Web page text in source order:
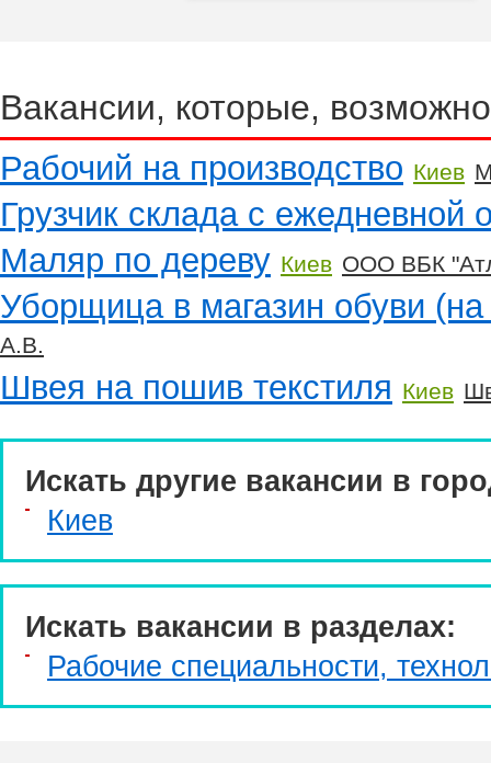
Вакансии, которые,
Рабочий на производство Киев
Грузчик склада с ежедневной
Маляр по дереву Киев ООО ВБК
Уборщица в магазин обуви (на
А.В.
Швея на пошив текстиля Киев
Искать другие вакансии в
Киев
Искать вакансии в разделах:
Рабочие специальности,